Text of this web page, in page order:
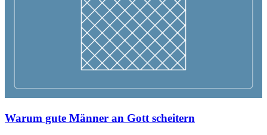
Warum gute Männer an Gott scheitern